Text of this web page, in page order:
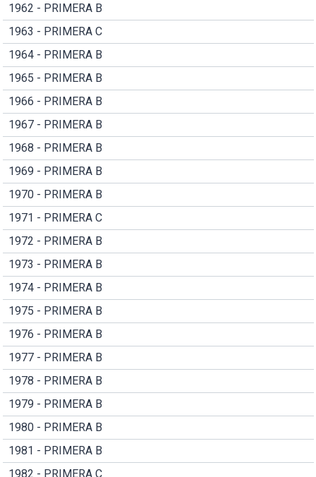
1962 - PRIMERA B
1963 - PRIMERA C
1964 - PRIMERA B
1965 - PRIMERA B
1966 - PRIMERA B
1967 - PRIMERA B
1968 - PRIMERA B
1969 - PRIMERA B
1970 - PRIMERA B
1971 - PRIMERA C
1972 - PRIMERA B
1973 - PRIMERA B
1974 - PRIMERA B
1975 - PRIMERA B
1976 - PRIMERA B
1977 - PRIMERA B
1978 - PRIMERA B
1979 - PRIMERA B
1980 - PRIMERA B
1981 - PRIMERA B
1982 - PRIMERA C